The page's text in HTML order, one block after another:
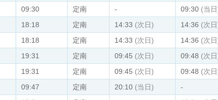
09:30 定南 - 09:30 (当
18:18 定南 14:33 (次日) 14:36 (次
18:18 定南 14:33 (次日) 14:36 (次
19:31 定南 09:45 (次日) 09:48 (次
19:31 定南 09:45 (次日) 09:48 (次
09:47 定南 20:10 (当日) -